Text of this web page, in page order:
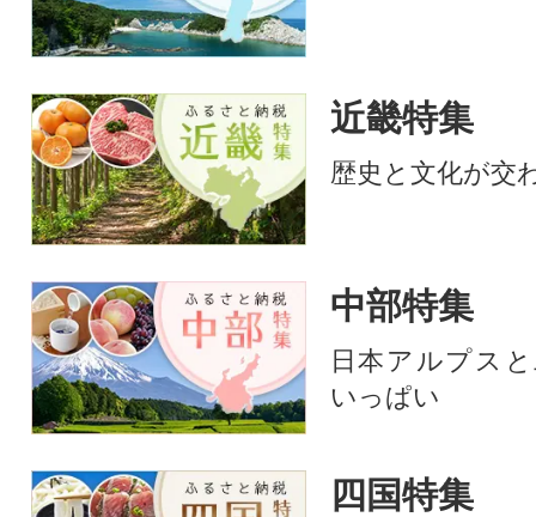
近畿特集
歴史と文化が交
中部特集
日本アルプス
いっぱい
四国特集